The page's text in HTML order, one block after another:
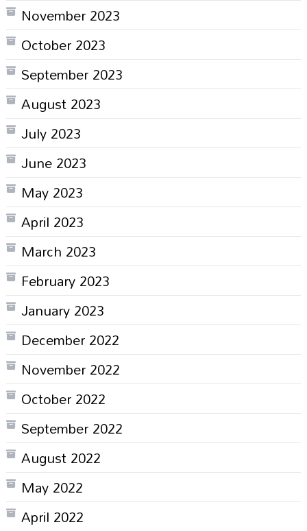
November 2023
October 2023
September 2023
August 2023
July 2023
June 2023
May 2023
April 2023
March 2023
February 2023
January 2023
December 2022
November 2022
October 2022
September 2022
August 2022
May 2022
April 2022